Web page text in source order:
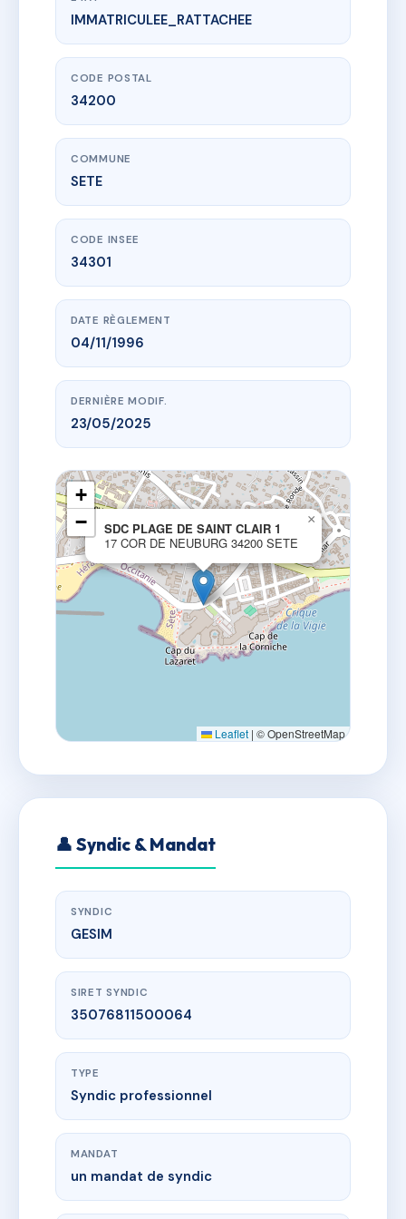
www.vme.plus/AC6768584
SDC PLAGE DE SAINT CLAIR 1
17 Corniche de Neuburg
IMMATRICULEE_RATTACHEE
CODE POSTAL
34200
COMMUNE
SETE
CODE INSEE
34301
DATE RÈGLEMENT
04/11/1996
DERNIÈRE MODIF.
23/05/2025
SDC PLAGE DE SAINT CLAIR 1
17 COR DE NEUBURG 34200 SETE
×
+
−
Leaflet | © OpenStreetMap
👤 Syndic & Mandat
SYNDIC
GESIM
SIRET SYNDIC
35076811500064
TYPE
Syndic professionnel
MANDAT
un mandat de syndic